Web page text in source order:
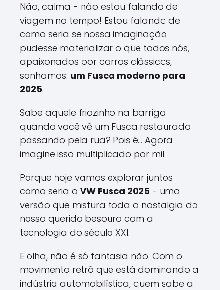
Não, calma - não estou falando de
viagem no tempo! Estou falando de
como seria se nossa imaginação
pudesse materializar o que todos nós,
apaixonados por carros clássicos,
sonhamos: um Fusca moderno para
2025.
Sabe aquele friozinho na barriga
quando você vê um Fusca restaurado
passando pela rua? Pois é... Agora
imagine isso multiplicado por mil.
Porque hoje vamos explorar juntos
como seria o VW Fusca 2025 - uma
versão que mistura toda a nostalgia do
nosso querido besouro com a
tecnologia do século XXI.
E olha, não é só fantasia não. Com o
movimento retrô que está dominando a
indústria automobilística, quem sabe a